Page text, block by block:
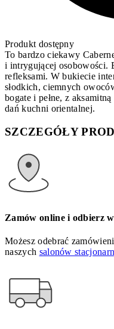
Produkt dostępny
To bardzo ciekawy
i intrygującej osobowości.
refleksami. W bukiecie
słodkich, ciemnych
bogate i pełne, z
dań kuchni orientalnej.
SZCZEGÓŁY
Zamów online i odbierz
Możesz odebrać
naszych salonów